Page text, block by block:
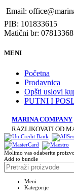
Email:
PIB: 101833615
Matični br: 07813368
MENI
Početna
Prodavnica
Opšti uslovi
PUTNI I
MARINA COMPANY
RAZLIKOVATI OD
Molimo vas odaberite
Add to bundle
Meni
Kategorije